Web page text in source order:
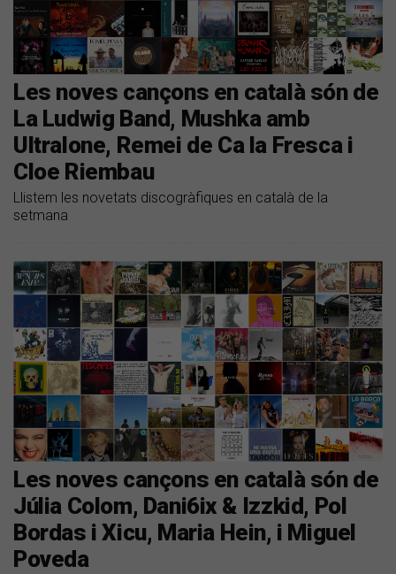
Les noves cançons en català són de
La Ludwig Band, Mushka amb
Ultralone, Remei de Ca la Fresca i
Cloe Riembau
Llistem les novetats discogràfiques en català de la
setmana
Les noves cançons en català són de
Júlia Colom, Dani6ix & Izzkid, Pol
Bordas i Xicu, Maria Hein, i Miguel
Poveda